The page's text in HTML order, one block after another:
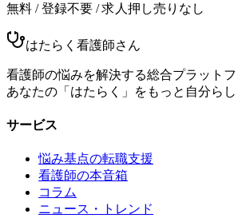
無料 / 登録不要 / 求人押し売りなし
はたらく看護師さん
看護師の悩みを解決する総合プラットフ
あなたの「はたらく」をもっと自分らし
サービス
悩み基点の転職支援
看護師の本音箱
コラム
ニュース・トレンド